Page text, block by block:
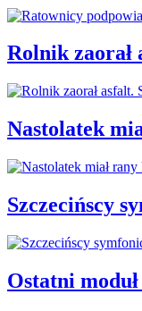
Rolnik zaorał
Nastolatek
Szczecińscy
Ostatni